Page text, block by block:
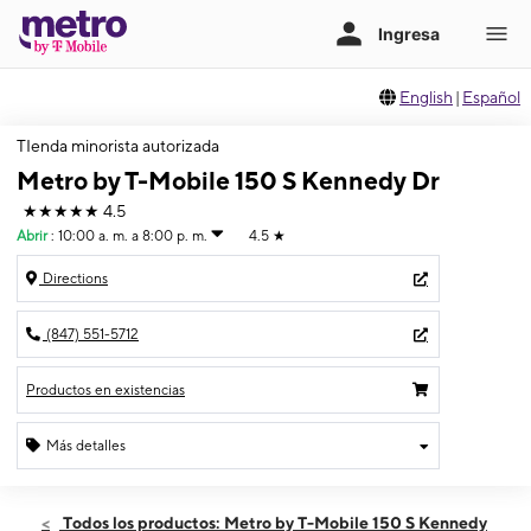
English | Español
TIenda minorista autorizada
Metro by T-Mobile 150 S Kennedy Dr
★★★★★ 4.5
Abrir : 10:00 a. m. a 8:00 p. m. 4.5 ★
Directions
(847) 551-5712
Productos en existencias
Más detalles
Sábado:10:00 a. m. a 8:00 p. m.
Todos los productos: Metro by T-Mobile 150 S Kennedy